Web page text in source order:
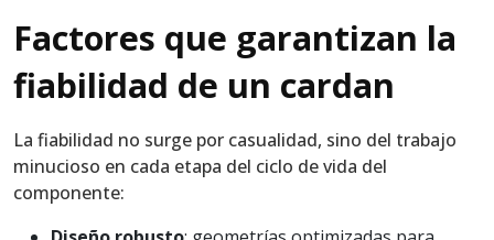
Factores que garantizan la
fiabilidad de un cardan
La fiabilidad no surge por casualidad, sino del trabajo
minucioso en cada etapa del ciclo de vida del
componente: